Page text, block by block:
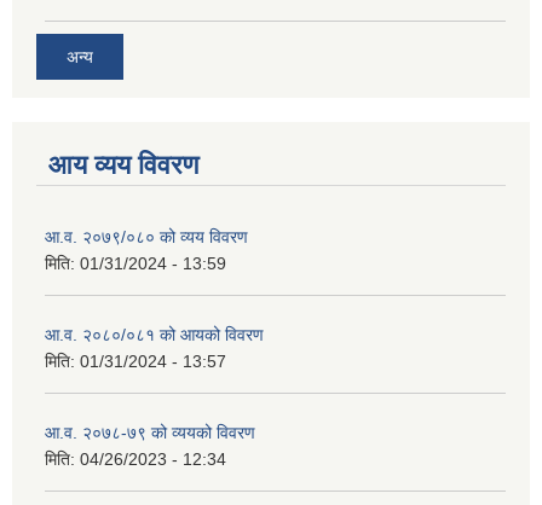
अन्य
आय व्यय विवरण
आ.व. २०७९/०८० को व्यय विवरण
मिति: 01/31/2024 - 13:59
आ.व. २०८०/०८१ को आयको विवरण
मिति: 01/31/2024 - 13:57
आ.व. २०७८-७९ को व्ययको विवरण
मिति: 04/26/2023 - 12:34